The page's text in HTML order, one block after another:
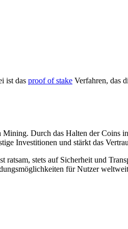
ist das proof of stake Verfahren, das
Durch das Halten der Coins
Investitionen und stärkt das
stets auf Sicherheit und
für Nutzer